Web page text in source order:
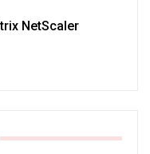
NetScaler